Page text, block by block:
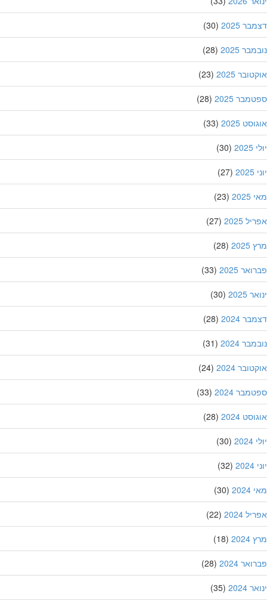
2025
(30)
2025
(28)
2025
(23)
2025
(28)
2025
(33)
(30)
(27)
(23)
2025
(27)
(28)
2025
(33)
2025
(30)
2024
(28)
2024
(31)
2024
(24)
2024
(33)
2024
(28)
(30)
(32)
(30)
2024
(22)
(18)
2024
(28)
2024
(35)